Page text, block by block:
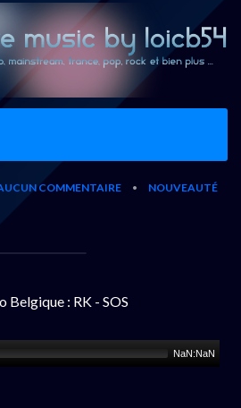
COMMENTAIRE •
NOUVEAUTÉ
Belgique : RK - SOS
NaN:NaN